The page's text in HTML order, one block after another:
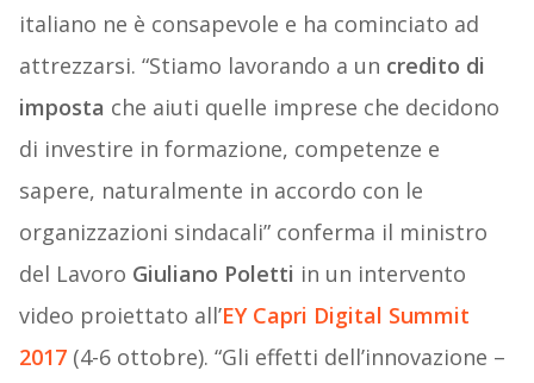
italiano ne è consapevole e ha cominciato ad
attrezzarsi. “Stiamo lavorando a un credito di
imposta che aiuti quelle imprese che decidono
di investire in formazione, competenze e
sapere, naturalmente in accordo con le
organizzazioni sindacali” conferma il ministro
del Lavoro Giuliano Poletti in un intervento
video proiettato all’EY Capri Digital Summit
2017(4-6 ottobre). “Gli effetti dell’innovazione –